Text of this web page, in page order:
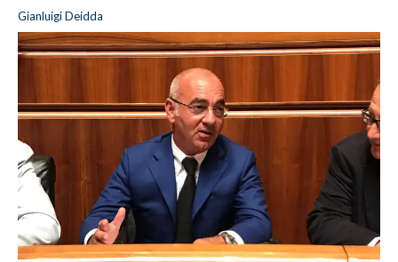
Gianluigi Deidda